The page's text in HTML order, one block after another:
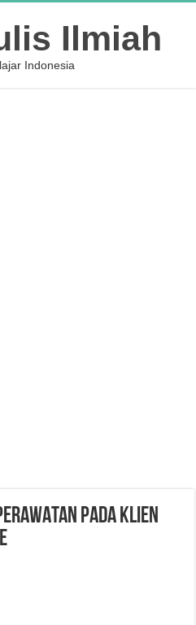
Ilmiah
Indonesia
PADA KLIEN